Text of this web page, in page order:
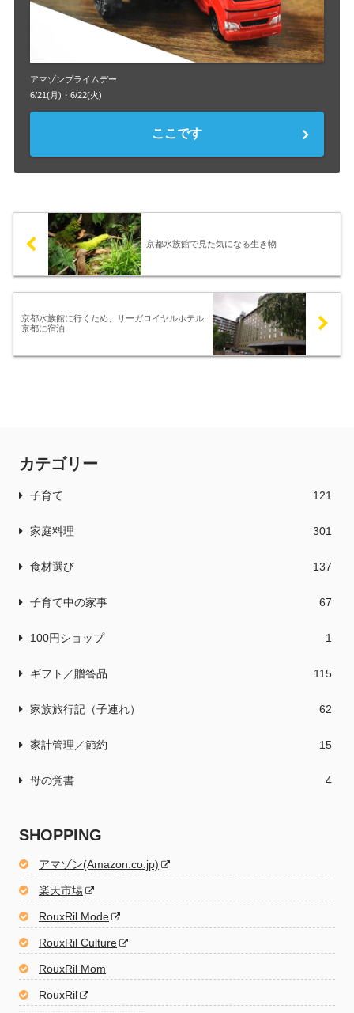
アマゾンプライムデー
6/21(月)・6/22(火)
ここです
京都水族館で見た気になる生き物
京都水族館に行くため、リーガロイヤルホテル
京都に宿泊
カテゴリー
子育て 121
家庭料理 301
食材選び 137
子育て中の家事 67
100円ショップ 1
ギフト／贈答品 115
家族旅行記（子連れ） 62
家計管理／節約 15
母の覚書 4
SHOPPING
アマゾン(Amazon.co.jp)
楽天市場
RouxRil Mode
RouxRil Culture
RouxRil Mom
RouxRil